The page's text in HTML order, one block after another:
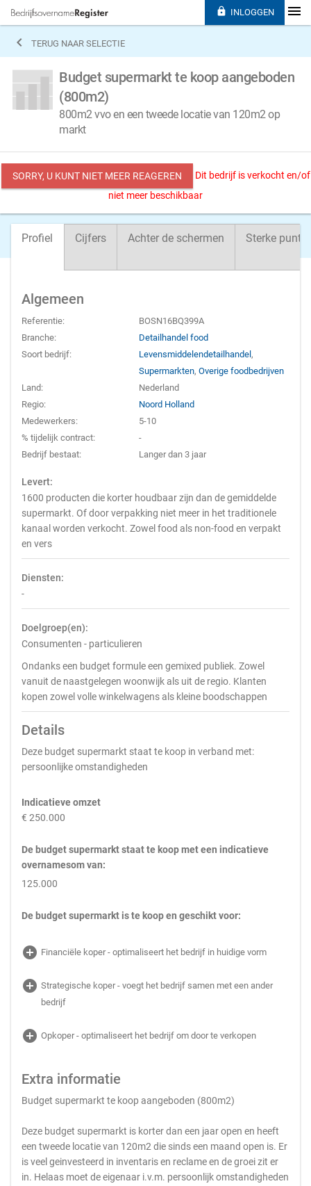
 TERUG NAAR SELECTIE
Budget supermarkt te koop aangeboden
(800m2)
800m2 vvo en een tweede locatie van 120m2 op
markt
SORRY, U KUNT NIET MEER REAGEREN
Dit bedrijf is verkocht en/of
niet meer beschikbaar
Profiel Cijfers Achter de schermen Sterke
Algemeen
Referentie:
BOSN16BQ399A
Branche:
Detailhandel food
Soort bedrijf:
Levensmiddelendetailhandel,
Supermarkten,Overige foodbedrijven
Land:
Nederland
Regio:
Noord Holland
Medewerkers:
5-10
% tijdelijk contract:
-
Bedrijf bestaat:
Langer dan 3 jaar
Levert:
1600 producten die korter houdbaar zijn dan de gemiddelde
supermarkt. Of door verpakking niet meer in het traditionele
kanaal worden verkocht. Zowel food als non-food en verpakt
en vers
Diensten:
-
Doelgroep(en):
Consumenten - particulieren
Ondanks een budget formule een gemixed publiek. Zowel
vanuit de naastgelegen woonwijk als uit de regio. Klanten
kopen zowel volle winkelwagens als kleine boodschappen
Details
Deze budget supermarkt staat te koop in verband met:
persoonlijke omstandigheden
Indicatieve omzet
€ 250.000
De budget supermarkt staat te koop met een indicatieve
overnamesom van:
125.000
De budget supermarkt is te koop en geschikt voor:
add_circle Financiële koper - optimaliseert het bedrijf in huidige vorm
add_circle Strategische koper - voegt het bedrijf samen met een ander
bedrijf
add_circle Opkoper - optimaliseert het bedrijf om door te verkopen
Extra informatie
Budget supermarkt te koop aangeboden (800m2)
Deze budget supermarkt is korter dan een jaar open en heeft
een tweede locatie van 120m2 die sinds een maand open is. Er
is veel geinvesteerd in inventaris en reclame en de groei zit er
in. Helaas moet de eigenaar i.v.m. persoonlijk omstandigheden
 INLOGGEN